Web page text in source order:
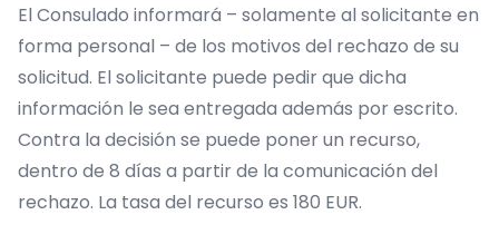
El Consulado informará – solamente al solicitante en
forma personal – de los motivos del rechazo de su
solicitud. El solicitante puede pedir que dicha
información le sea entregada además por escrito.
Contra la decisión se puede poner un recurso,
dentro de 8 días a partir de la comunicación del
rechazo. La tasa del recurso es 180 EUR.